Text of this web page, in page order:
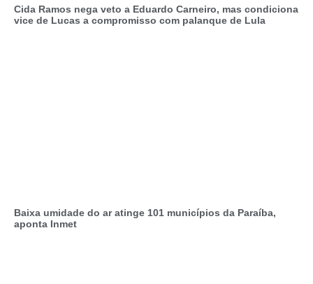
Cida Ramos nega veto a Eduardo Carneiro, mas condiciona
vice de Lucas a compromisso com palanque de Lula
Baixa umidade do ar atinge 101 municípios da Paraíba,
aponta Inmet